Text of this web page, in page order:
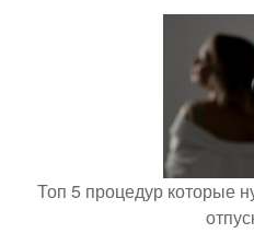
Топ 5 процедур которые